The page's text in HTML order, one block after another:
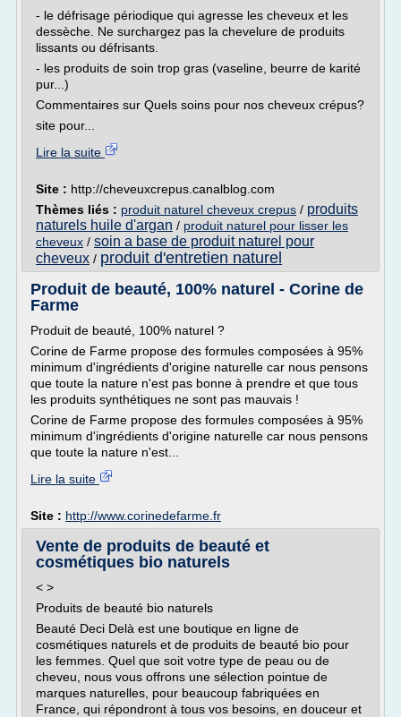
- le défrisage périodique qui agresse les cheveux et les
dessèche. Ne surchargez pas la chevelure de produits
lissants ou défrisants.
- les produits de soin trop gras (vaseline, beurre de karité
pur...)
Commentaires sur Quels soins pour nos cheveux crépus?
site pour...
Lire la suite
Site : http://cheveuxcrepus.canalblog.com
Thèmes liés : produit naturel cheveux crepus / produits
naturels huile d'argan / produit naturel pour lisser les
cheveux / soin a base de produit naturel pour
cheveux / produit d'entretien naturel
Produit de beauté, 100% naturel - Corine de
Farme
Produit de beauté, 100% naturel ?
Corine de Farme propose des formules composées à 95%
minimum d'ingrédients d'origine naturelle car nous pensons
que toute la nature n'est pas bonne à prendre et que tous
les produits synthétiques ne sont pas mauvais !
Corine de Farme propose des formules composées à 95%
minimum d'ingrédients d'origine naturelle car nous pensons
que toute la nature n'est...
Lire la suite
Site : http://www.corinedefarme.fr
Vente de produits de beauté et
cosmétiques bio naturels
< >
Produits de beauté bio naturels
Beauté Deci Delà est une boutique en ligne de
cosmétiques naturels et de produits de beauté bio pour
les femmes. Quel que soit votre type de peau ou de
cheveu, nous vous offrons une sélection pointue de
marques naturelles, pour beaucoup fabriquées en
France, qui répondront à tous vos besoins, en douceur et